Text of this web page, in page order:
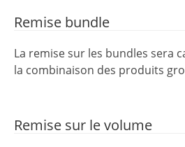
Remise bundle
La remise sur les bundles sera
la combinaison des produits
Remise sur le volume